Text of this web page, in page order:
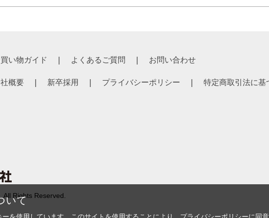
い物ガイド よくあるご質問 お問い合わせ
概要 新卒採用 プライバシーポリシー 特定商取引法に基
Rights Reserved.
いて